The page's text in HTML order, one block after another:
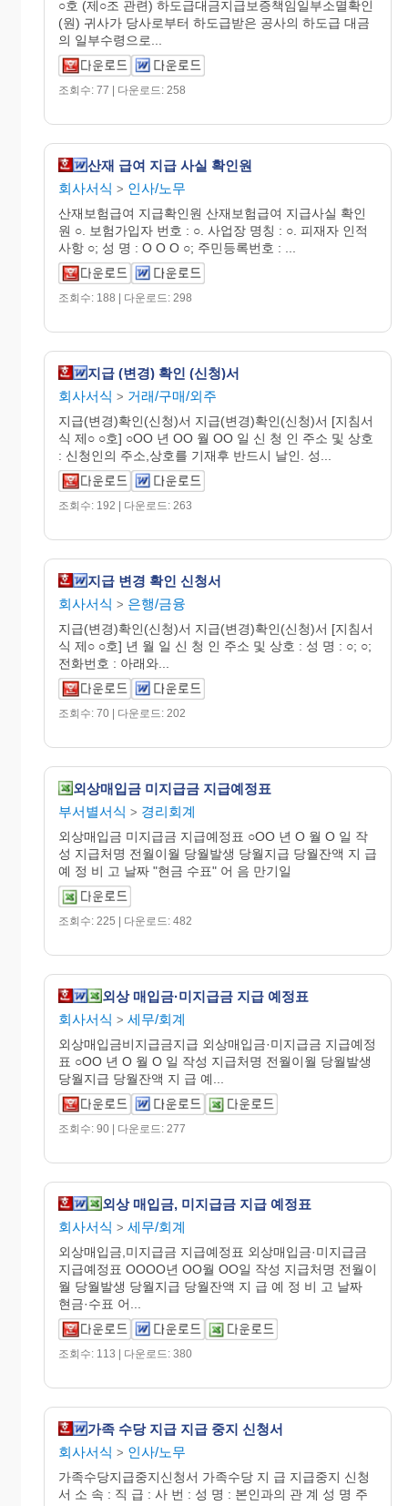
○호 (제○조 관련) 하도급대금지급보증책임일부소멸확인
(원) 귀사가 당사로부터 하도급받은 공사의 하도급 대금
의 일부수령으로...
조회수: 77 | 다운로드: 258
산재 급여 지급 사실 확인원
회사서식 > 인사/노무
산재보험급여 지급확인원 산재보험급여 지급사실 확인
원 ○. 보험가입자 번호 : ○. 사업장 명칭 : ○. 피재자 인적
사항 ○; 성 명 : O O O ○; 주민등록번호 : ...
조회수: 188 | 다운로드: 298
지급 (변경) 확인 (신청)서
회사서식 > 거래/구매/외주
지급(변경)확인(신청)서 지급(변경)확인(신청)서 [지침서
식 제○ ○호] ○OO 년 OO 월 OO 일 신 청 인 주소 및 상호
: 신청인의 주소,상호를 기재후 반드시 날인. 성...
조회수: 192 | 다운로드: 263
지급 변경 확인 신청서
회사서식 > 은행/금융
지급(변경)확인(신청)서 지급(변경)확인(신청)서 [지침서
식 제○ ○호] 년 월 일 신 청 인 주소 및 상호 : 성 명 : ○; ○;
전화번호 : 아래와...
조회수: 70 | 다운로드: 202
외상매입금 미지급금 지급예정표
부서별서식 > 경리회계
외상매입금 미지급금 지급예정표 ○OO 년 O 월 O 일 작
성 지급처명 전월이월 당월발생 당월지급 당월잔액 지 급
예 정 비 고 날짜 "현금 수표" 어 음 만기일
조회수: 225 | 다운로드: 482
외상 매입금·미지급금 지급 예정표
회사서식 > 세무/회계
외상매입금비지급금지급 외상매입금·미지급금 지급예정
표 ○OO 년 O 월 O 일 작성 지급처명 전월이월 당월발생
당월지급 당월잔액 지 급 예...
조회수: 90 | 다운로드: 277
외상 매입금, 미지급금 지급 예정표
회사서식 > 세무/회계
외상매입금,미지급금 지급예정표 외상매입금·미지급금
지급예정표 OOOO년 OO월 OO일 작성 지급처명 전월이
월 당월발생 당월지급 당월잔액 지 급 예 정 비 고 날짜
현금·수표 어...
조회수: 113 | 다운로드: 380
가족 수당 지급 지급 중지 신청서
회사서식 > 인사/노무
가족수당지급중지신청서 가족수당 지 급 지급중지 신청
서 소 속 : 직 급 : 사 번 : 성 명 : 본인과의 관 계 성 명 주